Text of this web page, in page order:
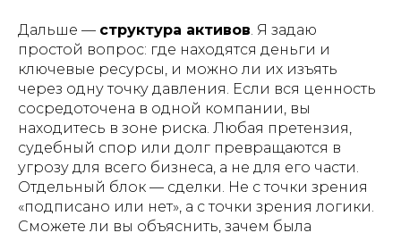
Дальше — структура активов. Я задаю
простой вопрос: где находятся деньги и
ключевые ресурсы, и можно ли их изъять
через одну точку давления. Если вся ценность
сосредоточена в одной компании, вы
находитесь в зоне риска. Любая претензия,
судебный спор или долг превращаются в
угрозу для всего бизнеса, а не для его части.
Отдельный блок — сделки. Не с точки зрения
«подписано или нет», а с точки зрения логики.
Сможете ли вы объяснить, зачем была